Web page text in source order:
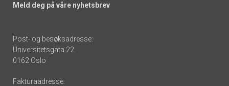
Meld deg på våre nyhetsbrev
Post- og besøksadresse:
Universitetsgata 22
0162 Oslo
Fakturaadresse: